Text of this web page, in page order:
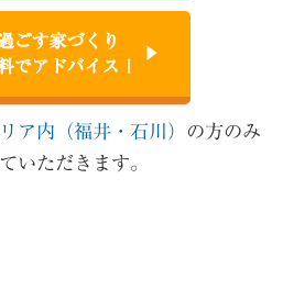
ごす家づくり
でアドバイス！
ア内（福井・石川） の方のみ
いただきます。